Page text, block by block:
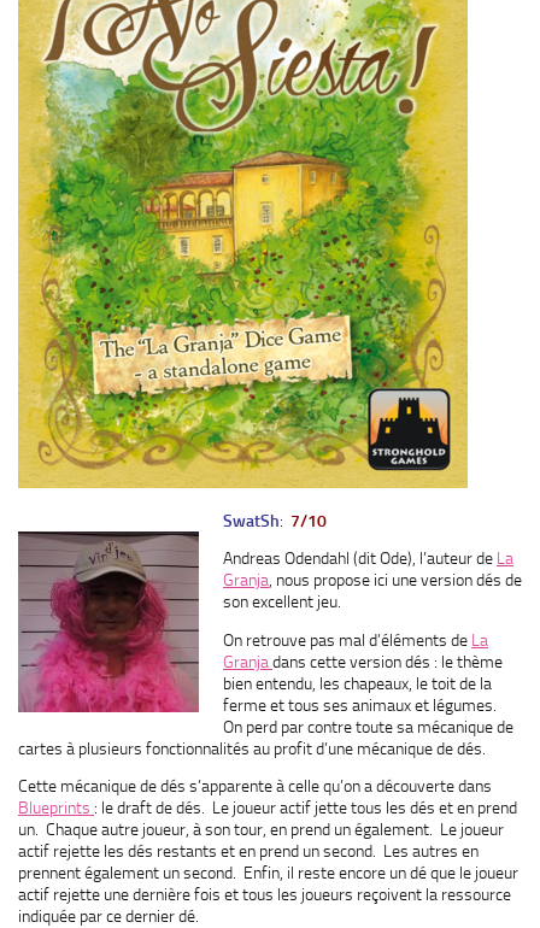
SwatSh: 7/10
Andreas Odendahl (dit Ode), l’auteur de La
Granja, nous propose ici une version dés de
son excellent jeu.
On retrouve pas mal d’éléments de La
Granja dans cette version dés : le thème
bien entendu, les chapeaux, le toit de la
ferme et tous ses animaux et légumes.
On perd par contre toute sa mécanique de
cartes à plusieurs fonctionnalités au profit d’une mécanique de dés.
Cette mécanique de dés s’apparente à celle qu’on a découverte dans
Blueprints : le draft de dés. Le joueur actif jette tous les dés et en prend
un. Chaque autre joueur, à son tour, en prend un également. Le joueur
actif rejette les dés restants et en prend un second. Les autres en
prennent également un second. Enfin, il reste encore un dé que le joueur
actif rejette une dernière fois et tous les joueurs reçoivent la ressource
indiquée par ce dernier dé.